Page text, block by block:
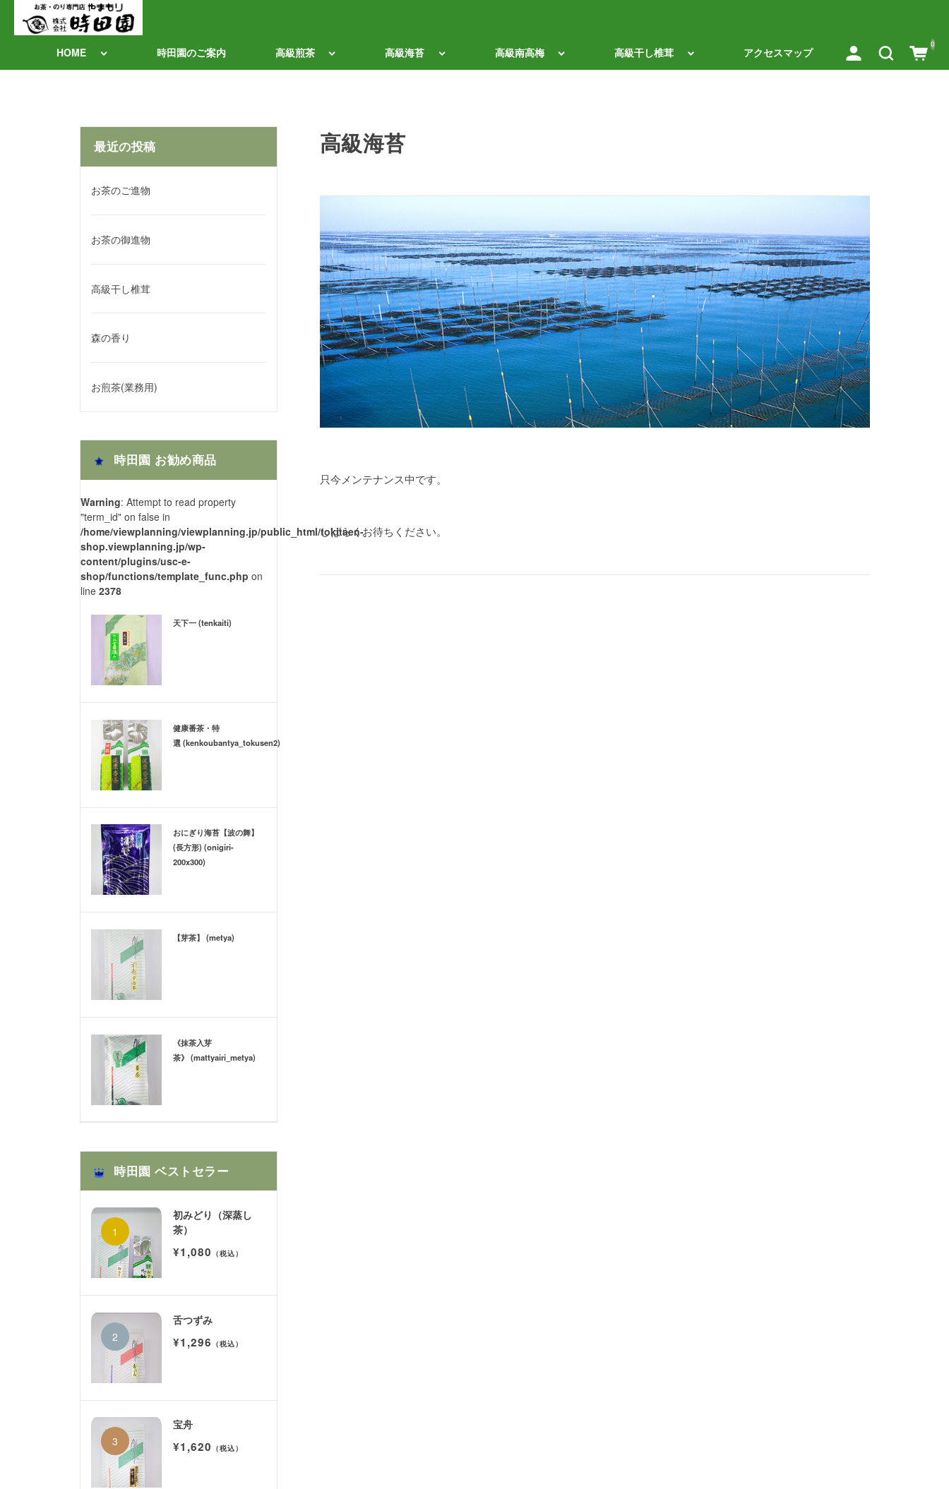
HOME 時田園のご案内 高級煎茶 高級海苔 高級南高梅 高級干し椎茸 アクセスマップ
0
高級海苔
只今メンテナンス中です。
しばらくお待ちください。
最近の投稿
お茶のご進物
お茶の御進物
高級干し椎茸
森の香り
お煎茶(業務用)
時田園 お勧め商品
Warning: Attempt to read property
"term_id" on false in
/home/viewplanning/viewplanning.jp/public_html/tokitaen-
shop.viewplanning.jp/wp-
content/plugins/usc-e-
shop/functions/template_func.php on
line 2378
天下一 (tenkaiti)
健康番茶・特
選 (kenkoubantya_tokusen2)
おにぎり海苔【波の舞】
(長方形) (onigiri-
200x300)
【芽茶】 (metya)
《抹茶入芽
茶》 (mattyairi_metya)
時田園 ベストセラー
初みどり（深蒸し
茶）
¥1,080 （税込）
舌つずみ
¥1,296 （税込）
宝舟
¥1,620 （税込）